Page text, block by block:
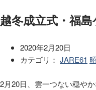
越冬成立式・福
2020年2月20日
カテゴリ： JARE61
2月20日、雲一つない穏や